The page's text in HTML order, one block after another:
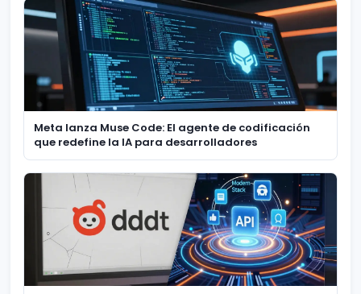
Meta lanza Muse Code: El agente de codificación
que redefine la IA para desarrolladores